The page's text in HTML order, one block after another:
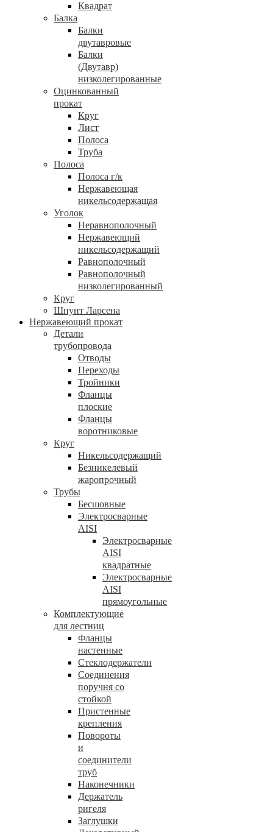
Квадрат
Балка
Балки
двутавровые
Балки
(Двутавр)
низколегированные
Оцинкованный
прокат
Круг
Лист
Полоса
Труба
Полоса
Полоса г/к
Нержавеющая
никельсодержащая
Уголок
Неравнополочный
Нержавеющий
никельсодержащий
Равнополочный
Равнополочный
низколегированный
Круг
Шпунт Ларсена
Нержавеющий прокат
Детали
трубопровода
Отводы
Переходы
Тройники
Фланцы
плоские
Фланцы
воротниковые
Круг
Никельсодержащий
Безникелевый
жаропрочный
Трубы
Бесшовные
Электросварные
AISI
Электросварные
AISI
квадратные
Электросварные
AISI
прямоугольные
Комплектующие
для лестниц
Фланцы
настенные
Стеклодержатели
Соединения
поручня со
стойкой
Пристенные
крепления
Повороты
и
соединители
труб
Наконечники
Держатель
ригеля
Заглушки